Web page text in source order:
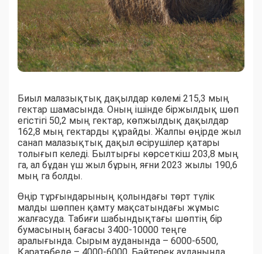
Биыл малазықтық дақылдар көлемі 215,3 мың
гектар шамасында. Оның ішінде біржылдық шөп
егістігі 50,2 мың гектар, көпжылдық дақылдар
162,8 мың гектарды құрайды. Жалпы өңірде жыл
санап малазықтық дақыл өсірушілер қатары
толығып келеді. Былтырғы көрсеткіш 203,8 мың
га, ал бұдан үш жыл бұрын, яғни 2023 жылы 190,6
мың га болды.
Өңір тұрғындарының қолындағы төрт түлік
малды шөппен қамту мақсатындағы жұмыс
жалғасуда. Табиғи шабындықтағы шөптің бір
бумасының бағасы 3400-10000 теңге
аралығында. Сырым ауданында – 6000-6500,